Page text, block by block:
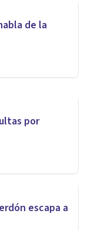
de la
por
escapa a